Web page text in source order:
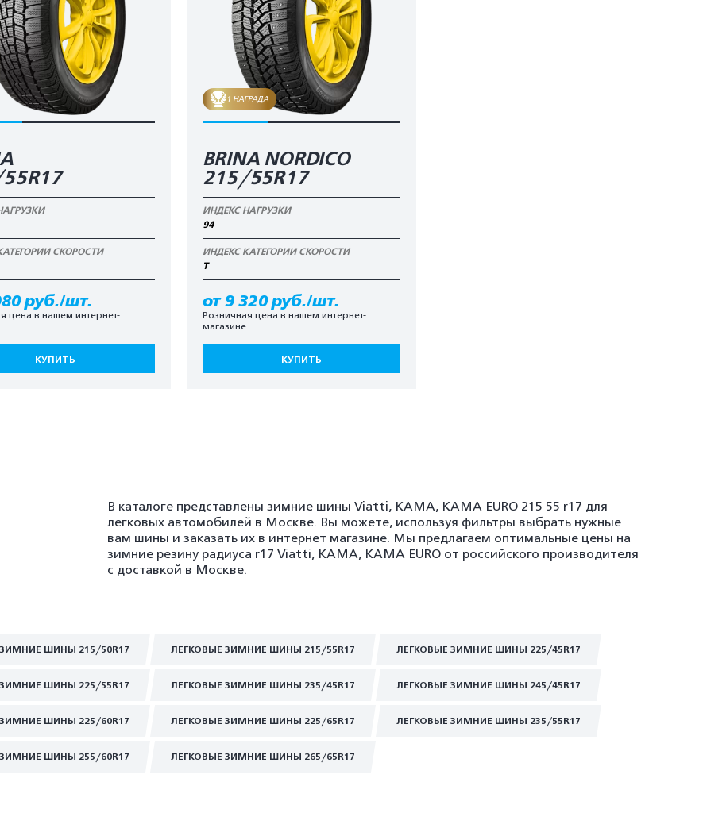
СКОРОСТИ
руб./шт.
цена в нашем интернет-
КУПИТЬ
1 НАГРАДА
BRINA NORDICO
215/55R17
ИНДЕКС НАГРУЗКИ
94
ИНДЕКС КАТЕГОРИИ СКОРОСТИ
T
от 9 320 руб./шт.
Розничная цена в нашем интернет-
магазине
КУПИТЬ
В каталоге представлены зимние шины Viatti, KAMA, KAMA EURO 215 55 r17 для
легковых автомобилей в Москве. Вы можете, используя фильтры выбрать нужные
вам шины и заказать их в интернет магазине. Мы предлагаем оптимальные цены на
зимние резину радиуса r17 Viatti, KAMA, KAMA EURO от российского производителя
с доставкой в Москве.
ШИНЫ 215/50R17 ЛЕГКОВЫЕ ЗИМНИЕ ШИНЫ 215/55R17 ЛЕГКОВЫЕ ЗИМНИЕ ШИНЫ 225/45R17
ШИНЫ 225/55R17 ЛЕГКОВЫЕ ЗИМНИЕ ШИНЫ 235/45R17 ЛЕГКОВЫЕ ЗИМНИЕ ШИНЫ 245/45R17
ШИНЫ 225/60R17 ЛЕГКОВЫЕ ЗИМНИЕ ШИНЫ 225/65R17 ЛЕГКОВЫЕ ЗИМНИЕ ШИНЫ 235/55R17
ШИНЫ 255/60R17 ЛЕГКОВЫЕ ЗИМНИЕ ШИНЫ 265/65R17